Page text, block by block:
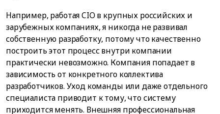
Например, работая CIO в крупных российских и
зарубежных компаниях, я никогда не развивал
собственную разработку, потому что качественно
построить этот процесс внутри компании
практически невозможно. Компания попадает в
зависимость от конкретного коллектива
разработчиков. Уход команды или даже отдельного
специалиста приводит к тому, что систему
приходится менять. Внешняя профессиональная